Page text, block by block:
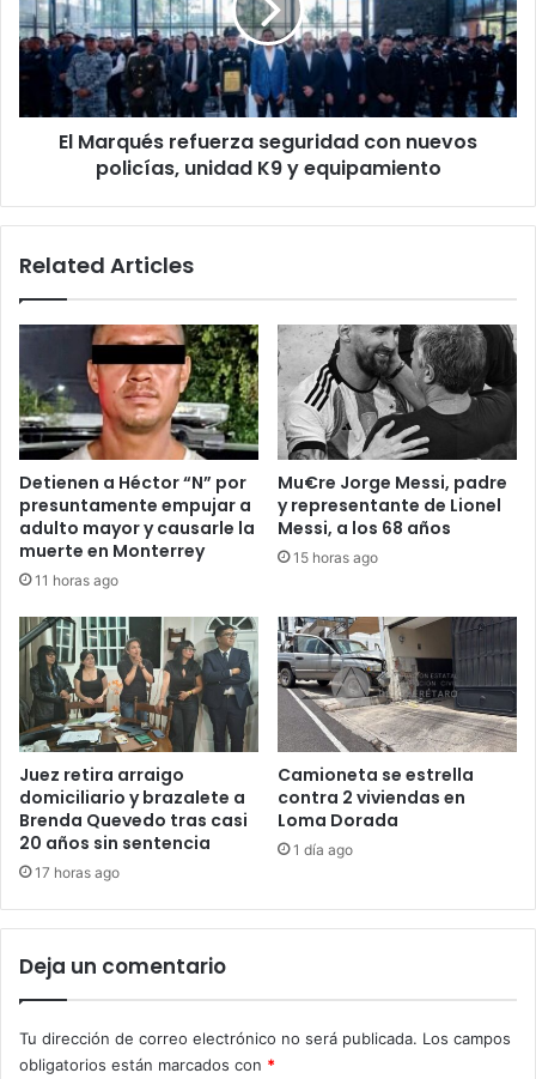
con
nuevos
policías,
unidad
K9
equipamiento
El Marqués refuerza seguridad con nuevos
policías, unidad K9 y equipamiento
Related Articles
Detienen a Héctor “N” por
presuntamente empujar a
adulto mayor y causarle la
muerte en Monterrey
11 horas ago
Mu€re Jorge Messi, padre
y representante de Lionel
Messi, a los 68 años
15 horas ago
Juez retira arraigo
domiciliario y brazalete a
Brenda Quevedo tras casi
20 años sin sentencia
17 horas ago
Camioneta se estrella
contra 2 viviendas en
Loma Dorada
1 día ago
Deja un comentario
Tu dirección de correo electrónico no será publicada. Los campos
obligatorios están marcados con *